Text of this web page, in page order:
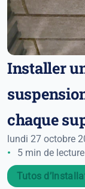
Installer
chaque
lundi 27 octobre
5 min de lecture
Tutos